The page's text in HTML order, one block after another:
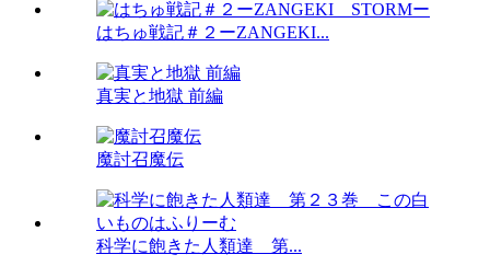
はちゅ戦記＃２ーZANGEKI...
真実と地獄 前編
魔討召魔伝
科学に飽きた人類達 第...